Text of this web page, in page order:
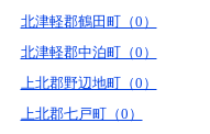
北津軽郡鶴田町（0）
北津軽郡中泊町（0）
上北郡野辺地町（0）
上北郡七戸町（0）